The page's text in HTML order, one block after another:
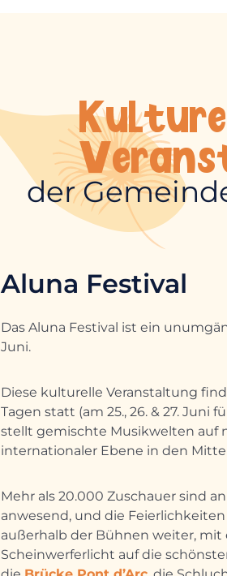
der
Aluna Festival
Das Aluna Festival ist ein
Juni.
Diese kulturelle Veranstaltung
Tagen statt (am 25., 26. & 27. Juni
stellt gemischte Musikwelten auf
internationaler Ebene in den
Mehr als 20.000 Zuschauer sind
anwesend, und die
außerhalb der Bühnen weiter, mit
Scheinwerferlicht auf die